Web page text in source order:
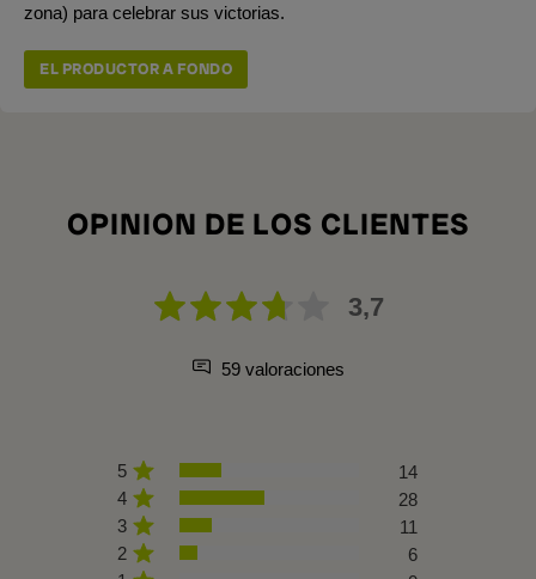
zona) para celebrar sus victorias.
EL PRODUCTOR A FONDO
OPINION DE LOS CLIENTES
3,7
59 valoraciones
5
14
4
28
3
11
2
6